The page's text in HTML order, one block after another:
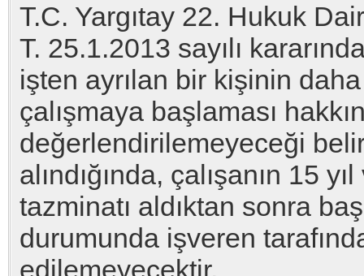
T.C. Yargıtay 22. Hukuk
T. 25.1.2013 sayılı
işten ayrılan bir kişinin
çalışmaya başlaması
değerlendirilemeyeceği
alındığında, çalışanın 15
tazminatı aldıktan sonra
durumunda işveren
edilemeyecektir.